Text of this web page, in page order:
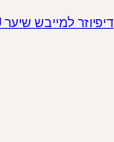
דיפיוזר למייבש שיער BU